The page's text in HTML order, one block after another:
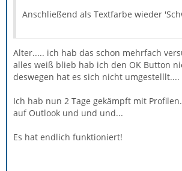
Anschließend als Textfarbe wieder
Alter..... ich hab das schon mehrfach
alles weiß blieb hab ich den OK Button
deswegen hat es sich nicht umgestelllt....
Ich hab nun 2 Tage gekämpft mit
auf Outlook und und und...
Es hat endlich funktioniert!